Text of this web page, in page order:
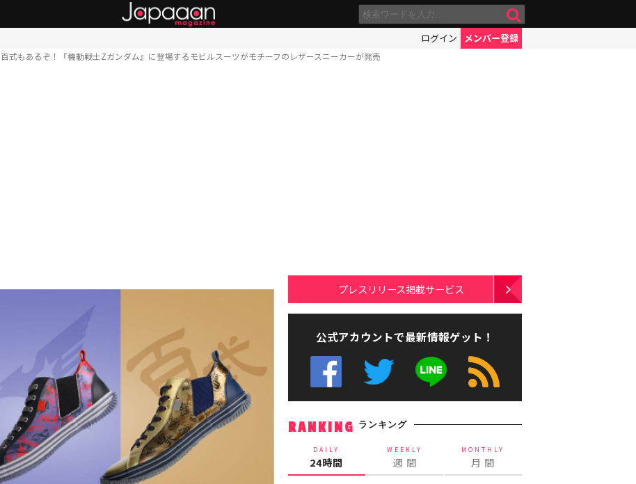
ログイン メンバー登録
百式もあるぞ！『機動戦士Zガンダム』に登場するモビルスーツがモチーフのレザースニーカーが発売
プレスリリース掲載サービス
公式アカウントで最新情報ゲット！
RANKING ランキング
DAILY
24時間
WEEKLY
週 間
MONTHLY
月 間